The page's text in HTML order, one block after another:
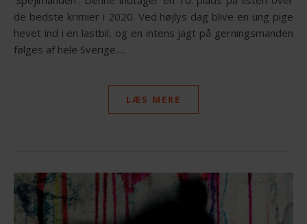
de bedste krimier i 2020. Ved højlys dag blive en ung pige
hevet ind i en lastbil, og en intens jagt på gerningsmanden
følges af hele Sverige.…
LÆS MERE